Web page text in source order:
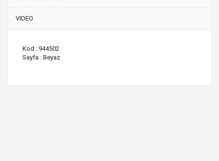
VIDEO
Kod : 944502
Sayfa : Beyaz